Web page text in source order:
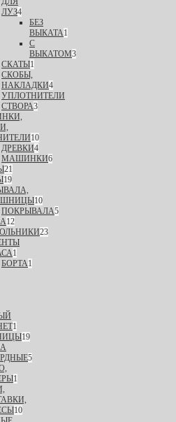
ЛУЗ4
БЕЗ
ВЫКАТА1
С
ВЫКАТОМ3
СКАТЫ1
СКОБЫ,
НАКЛАДКИ4
УПЛОТНИТЕЛИ
СТВОРА3
10
ДРЕВКИ4
МАШИНКИ6
21
19
10
ПОКРЫВАЛА5
12
23
1
БОРТА1
1
19
5
1
10